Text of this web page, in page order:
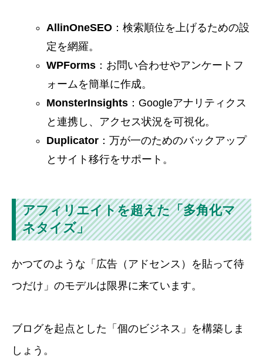
AllinOneSEO ：検索順位を上げるための設
定を網羅。
WPForms ：お問い合わせやアンケートフ
ォームを簡単に作成。
MonsterInsights ：Googleアナリティクス
と連携し、アクセス状況を可視化。
Duplicator ：万が一のためのバックアップ
とサイト移行をサポート。
アフィリエイトを超えた「多角化マ
ネタイズ」
かつてのような「広告（アドセンス）を貼って待
つだけ」のモデルは限界に来ています。
ブログを起点とした「個のビジネス」を構築しま
しょう。